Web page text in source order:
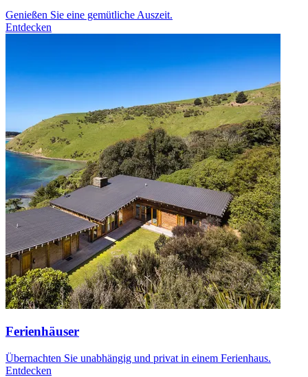
Genießen Sie eine gemütliche Auszeit.
Entdecken
Ferienhäuser
Übernachten Sie unabhängig und privat in einem Ferienhaus.
Entdecken